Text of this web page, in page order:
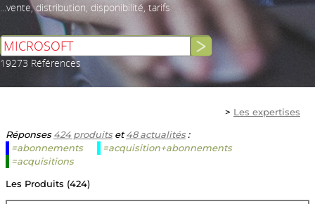
...vente, distribution, disponibilité, tarifs
19273 Références
> Les expertises
Réponses424 produitset48 actualités:
=abonnements
=acquisition+abonnements
=acquisitions
Les Produits (424)